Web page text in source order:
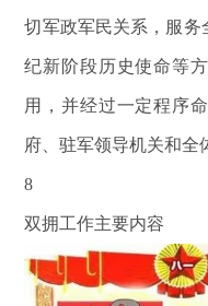
切军政军民关系，服
纪新阶段历史使命等
用，并经过一定程序
府、驻军领导机关和全
8
双拥工作主要内容